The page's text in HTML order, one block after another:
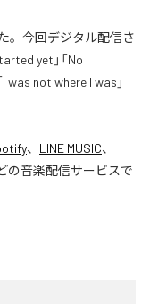
。今回デジタル配信さ
yet」「No
I was not where I was」
、 LINE MUSIC、
の音楽配信サービスで